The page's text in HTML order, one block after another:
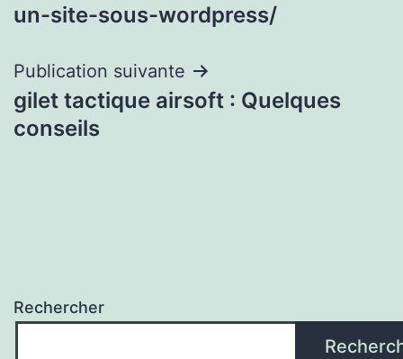
un-site-sous-wordpress/
Publication suivante
gilet tactique airsoft : Quelques
conseils
Rechercher